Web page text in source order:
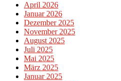
April 2026
Januar 2026
Dezember 2025
November 2025
August 2025
Juli 2025
Mai 2025
März 2025
Januar 2025